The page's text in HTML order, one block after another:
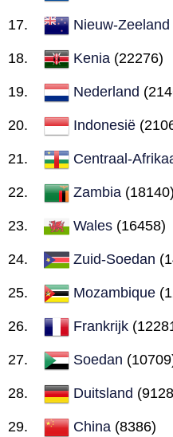
Nieuw-Zeeland
Kenia (22276)
Nederland
Indonesië
Centraal-
Zambia (18140)
Wales (16458)
Zuid-Soedan
Mozambique
Frankrijk
Soedan
Duitsland
China (8386)